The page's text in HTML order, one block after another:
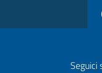
Seguici